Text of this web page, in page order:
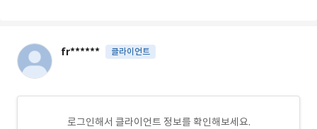
fr****** 클라이언트
로그인해서 클라이언트 정보를 확인해보세요.